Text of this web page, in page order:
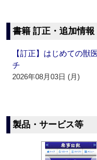
書籍 訂正・追加情報
【訂正】はじめての
チ
2026年08月03日 (月)
製品・サービス等